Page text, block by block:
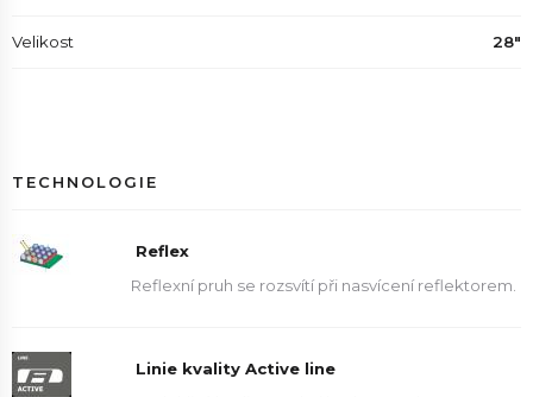
Velikost 28"
TECHNOLOGIE
Reflex
Reflexní pruh se rozsvítí při nasvícení reflektorem.
Linie kvality Active line